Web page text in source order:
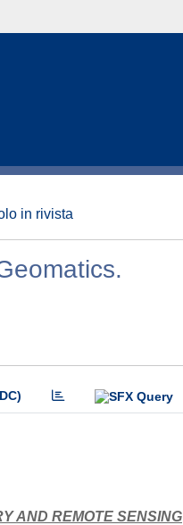
in rivista
AND REMOTE SENSING